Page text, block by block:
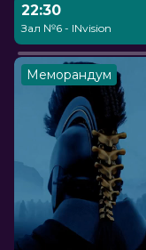
22:30
Зал №6 - INvision
Меморандум